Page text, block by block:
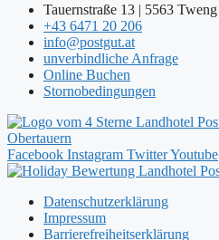
Tauernstraße 13 | 5563 Tweng
+43 6471 20 206
info@postgut.at
unverbindliche Anfrage
Online Buchen
Stornobedingungen
Facebook Instagram TwitterYoutube
Datenschutzerklärung
Impressum
Barrierefreiheitserklärung